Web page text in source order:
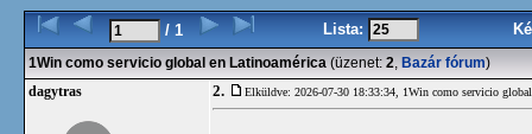
/ 1 Lista:
1Win como servicio global en Latinoamérica (üzenet: 2, Bazár fórum)
dagytras 2. Elküldve: 2026-07-30 18:33:34, 1Win como servicio